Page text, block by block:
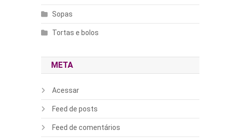
Sopas
Tortas e bolos
META
Acessar
Feed de posts
Feed de comentários